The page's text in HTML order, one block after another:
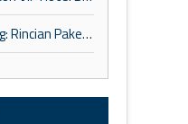
Biaya Umroh 2026 Untuk 3 Orang: Rincian Paket Keluarga VIP